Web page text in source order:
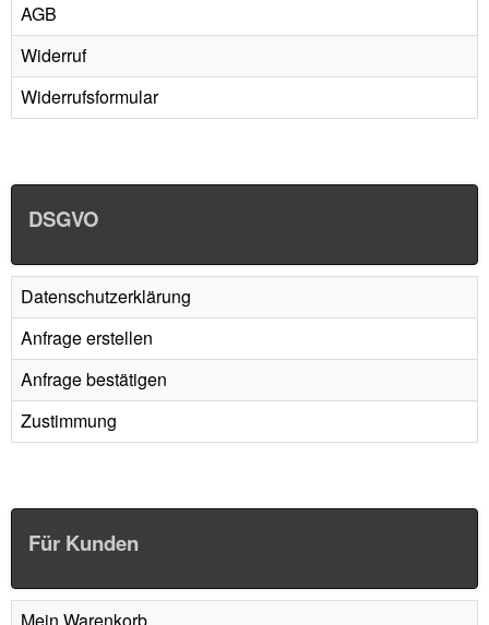
AGB
Widerruf
Widerrufsformular
DSGVO
Datenschutzerklärung
Anfrage erstellen
Anfrage bestätigen
Zustimmung
Für Kunden